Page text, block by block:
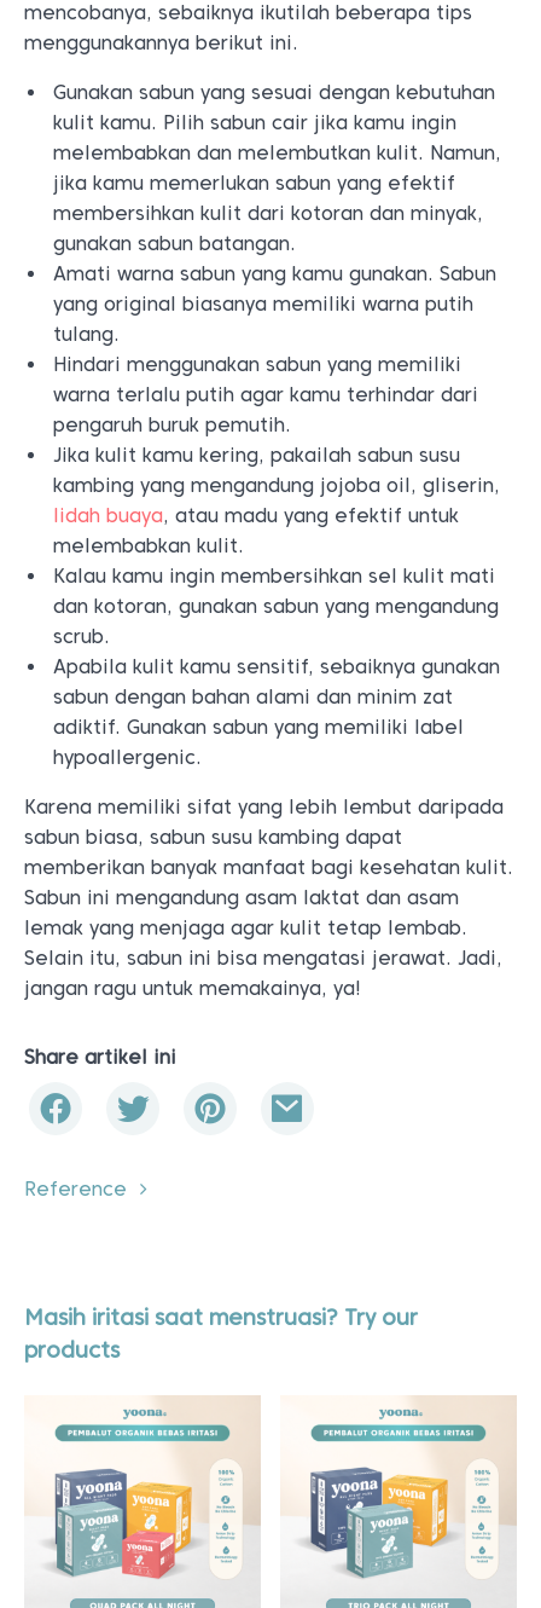
mencobanya, sebaiknya ikutilah beberapa tips
menggunakannya berikut ini.
Gunakan sabun yang sesuai dengan kebutuhan
kulit kamu. Pilih sabun cair jika kamu ingin
melembabkan dan melembutkan kulit. Namun,
jika kamu memerlukan sabun yang efektif
membersihkan kulit dari kotoran dan minyak,
gunakan sabun batangan.
Amati warna sabun yang kamu gunakan. Sabun
yang original biasanya memiliki warna putih
tulang.
Hindari menggunakan sabun yang memiliki
warna terlalu putih agar kamu terhindar dari
pengaruh buruk pemutih.
Jika kulit kamu kering, pakailah sabun susu
kambing yang mengandung jojoba oil, gliserin,
lidah buaya, atau madu yang efektif untuk
melembabkan kulit.
Kalau kamu ingin membersihkan sel kulit mati
dan kotoran, gunakan sabun yang mengandung
scrub.
Apabila kulit kamu sensitif, sebaiknya gunakan
sabun dengan bahan alami dan minim zat
adiktif. Gunakan sabun yang memiliki label
hypoallergenic.
Karena memiliki sifat yang lebih lembut daripada
sabun biasa, sabun susu kambing dapat
memberikan banyak manfaat bagi kesehatan kulit.
Sabun ini mengandung asam laktat dan asam
lemak yang menjaga agar kulit tetap lembab.
Selain itu, sabun ini bisa mengatasi jerawat. Jadi,
jangan ragu untuk memakainya, ya!
Share artikel ini
Reference
Masih iritasi saat menstruasi? Try our
products